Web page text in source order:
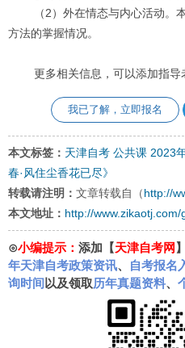
（2）外在情态与内心活动。本
方法的掌握情况。
更多相关信息，可以添加指导
我已了解，立即报名
本文标签： 天津自考 公共课 2023
春·风住尘香花已尽》
转载请注明： 文章转载自（ http://
本文地址： http://
⊙小编提示： 添加【天津自考网
年天津自考政策资讯、 自考报名
询时间 以及领取历年真题资料、